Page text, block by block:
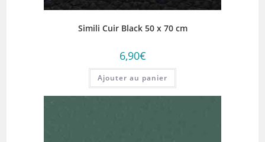
Simili Cuir Black 50 x 70 cm
6,90€
Ajouter au panier